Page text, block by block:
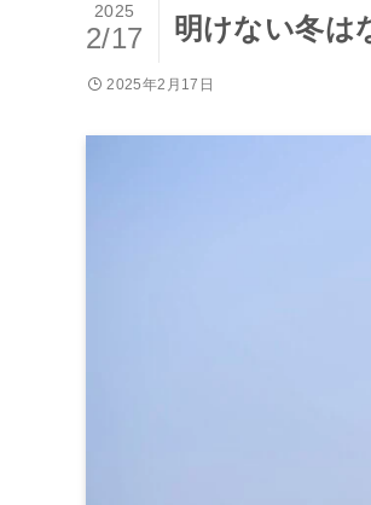
明けない冬は
2025
2/17
2025年2月17日